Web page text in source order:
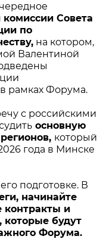
Совета
по
на котором,
Валентиной
рамках Форума.
с российскими
основную
который
года в Минске
подготовке. В
начинайте
контракты и
которые будут
Форума.